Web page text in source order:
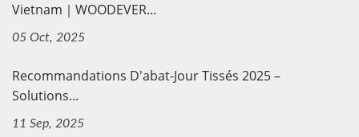
Vietnam｜WOODEVER...
05 Oct, 2025
Recommandations D'abat-Jour Tissés 2025 –
Solutions...
11 Sep, 2025